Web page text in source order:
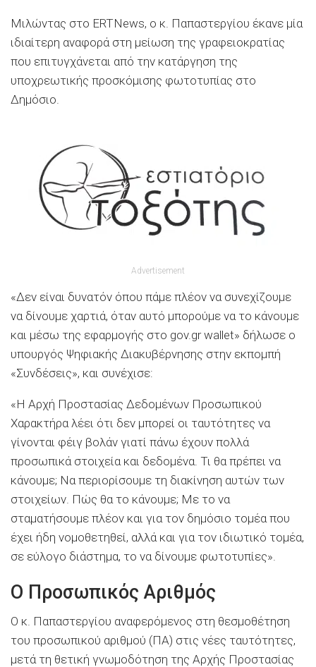
Μιλώντας στο ERTNews, ο κ. Παπαστεργίου έκανε μία
ιδιαίτερη αναφορά στη μείωση της γραφειοκρατίας
που επιτυγχάνεται από την κατάργηση της
υποχρεωτικής προσκόμισης φωτοτυπίας στο
Δημόσιο.
Advertisement
«Δεν είναι δυνατόν όπου πάμε πλέον να συνεχίζουμε
να δίνουμε χαρτιά, όταν αυτό μπορούμε να το κάνουμε
και μέσω της εφαρμογής στο gov.gr wallet» δήλωσε ο
υπουργός Ψηφιακής Διακυβέρνησης στην εκπομπή
«Συνδέσεις», και συνέχισε:
«Η Αρχή Προστασίας Δεδομένων Προσωπικού
Χαρακτήρα λέει ότι δεν μπορεί οι ταυτότητες να
γίνονται φέιγ βολάν γιατί πάνω έχουν πολλά
προσωπικά στοιχεία και δεδομένα. Τι θα πρέπει να
κάνουμε; Να περιορίσουμε τη διακίνηση αυτών των
στοιχείων. Πώς θα το κάνουμε; Με το να
σταματήσουμε πλέον και για τον δημόσιο τομέα που
έχει ήδη νομοθετηθεί, αλλά και για τον ιδιωτικό τομέα,
σε εύλογο διάστημα, το να δίνουμε φωτοτυπίες».
O Προσωπικός Αριθμός
Ο κ. Παπαστεργίου αναφερόμενος στη θεσμοθέτηση
του προσωπικού αριθμού (ΠΑ) στις νέες ταυτότητες,
μετά τη θετική γνωμοδότηση της Αρχής Προστασίας